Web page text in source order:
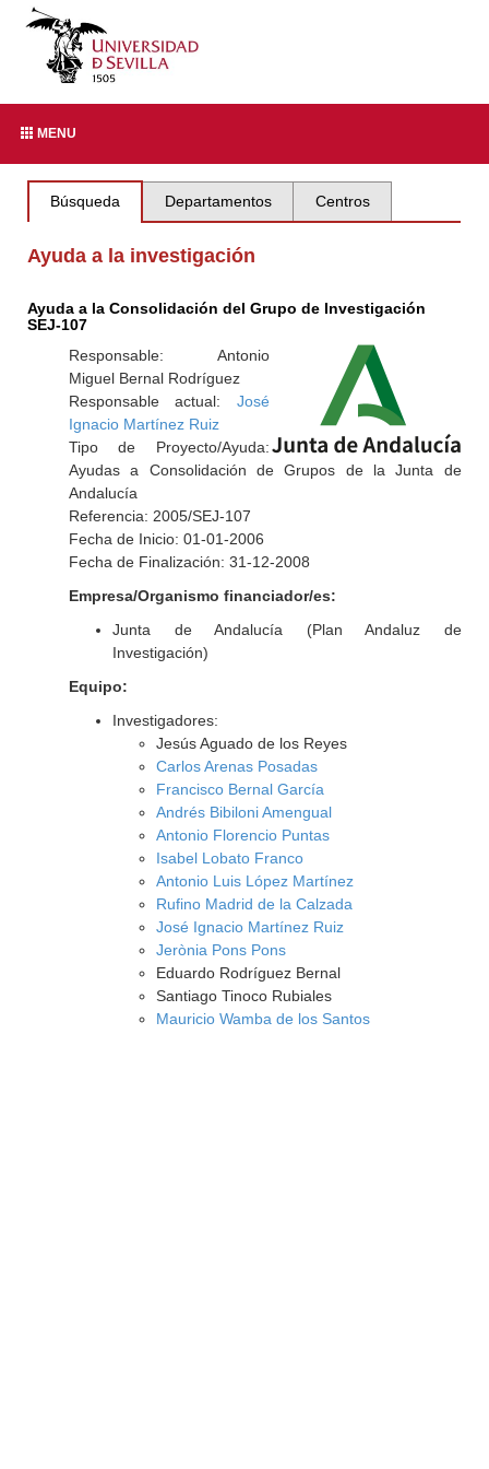
MENU
Búsqueda Departamentos Centros
Ayuda a la investigación
Ayuda a la Consolidación del Grupo de Investigación
SEJ-107
Responsable: Antonio
Miguel Bernal Rodríguez
Responsable actual: José
Ignacio Martínez Ruiz
Tipo de Proyecto/Ayuda:
Ayudas a Consolidación de Grupos de la Junta de
Andalucía
Referencia: 2005/SEJ-107
Fecha de Inicio: 01-01-2006
Fecha de Finalización: 31-12-2008
Empresa/Organismo financiador/es:
Junta de Andalucía (Plan Andaluz de
Investigación)
Equipo:
Investigadores:
Jesús Aguado de los Reyes
Carlos Arenas Posadas
Francisco Bernal García
Andrés Bibiloni Amengual
Antonio Florencio Puntas
Isabel Lobato Franco
Antonio Luis López Martínez
Rufino Madrid de la Calzada
José Ignacio Martínez Ruiz
Jerònia Pons Pons
Eduardo Rodríguez Bernal
Santiago Tinoco Rubiales
Mauricio Wamba de los Santos